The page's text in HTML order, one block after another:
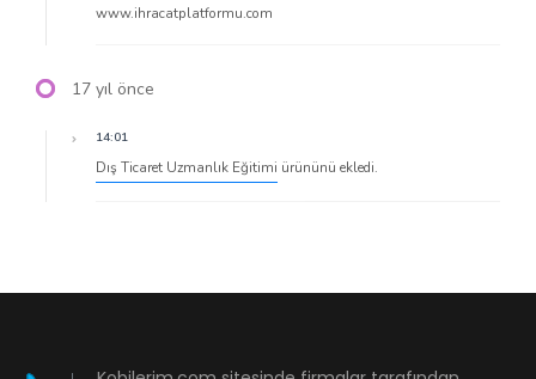
www.ihracatplatformu.com
17 yıl önce
14:01
Dış Ticaret Uzmanlık Eğitimi ürününü ekledi.